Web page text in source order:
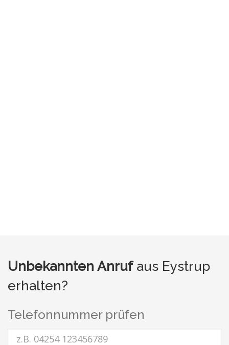
Unbekannten Anrufaus Eystrup
erhalten?
Telefonnummer prüfen